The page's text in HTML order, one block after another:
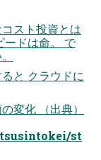
スト投資とは
ードは命。 で
と クラウドに
変化 （出典）
st